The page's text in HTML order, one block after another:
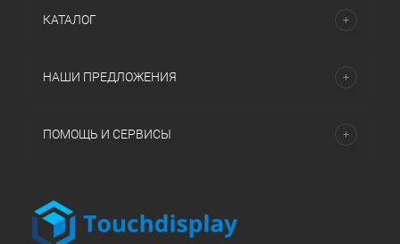
КАТАЛОГ
НАШИ ПРЕДЛОЖЕНИЯ
ПОМОЩЬ И СЕРВИСЫ